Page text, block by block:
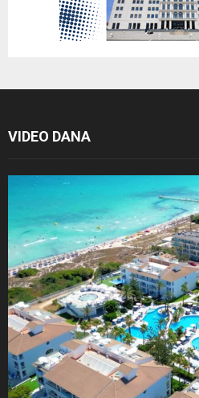
VIDEO DANA